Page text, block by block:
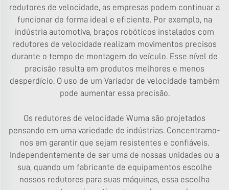
redutores de velocidade, as empresas podem continuar a
funcionar de forma ideal e eficiente. Por exemplo, na
indústria automotiva, braços robóticos instalados com
redutores de velocidade realizam movimentos precisos
durante o tempo de montagem do veículo. Esse nível de
precisão resulta em produtos melhores e menos
desperdício. O uso de um Variador de velocidade também
pode aumentar essa precisão.
Os redutores de velocidade Wuma são projetados
pensando em uma variedade de indústrias. Concentramo-
nos em garantir que sejam resistentes e confiáveis.
Independentemente de ser uma de nossas unidades ou a
sua, quando um fabricante de equipamentos escolhe
nossos redutores para suas máquinas, essa escolha